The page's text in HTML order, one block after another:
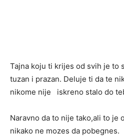
Tajna koju ti krijes od svih je to
tuzan i prazan. Deluje ti da te
nikome nije iskreno stalo do
Naravno da to nije tako,ali to je
nikako ne mozes da pobegnes.